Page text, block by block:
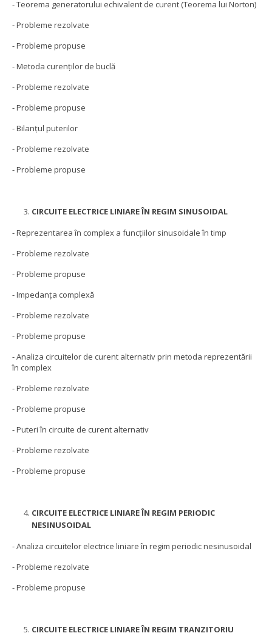
- Teorema generatorului echivalent de curent (Teorema lui Norton)
- Probleme rezolvate
- Probleme propuse
- Metoda curenţilor de buclă
- Probleme rezolvate
- Probleme propuse
- Bilanţul puterilor
- Probleme rezolvate
- Probleme propuse
CIRCUITE ELECTRICE LINIARE ÎN REGIM SINUSOIDAL
- Reprezentarea în complex a funcţiilor sinusoidale în timp
- Probleme rezolvate
- Probleme propuse
- Impedanţa complexă
- Probleme rezolvate
- Probleme propuse
- Analiza circuitelor de curent alternativ prin metoda reprezentării
în complex
- Probleme rezolvate
- Probleme propuse
- Puteri în circuite de curent alternativ
- Probleme rezolvate
- Probleme propuse
CIRCUITE ELECTRICE LINIARE ÎN REGIM PERIODIC
NESINUSOIDAL
- Analiza circuitelor electrice liniare în regim periodic nesinusoidal
- Probleme rezolvate
- Probleme propuse
CIRCUITE ELECTRICE LINIARE ÎN REGIM TRANZITORIU